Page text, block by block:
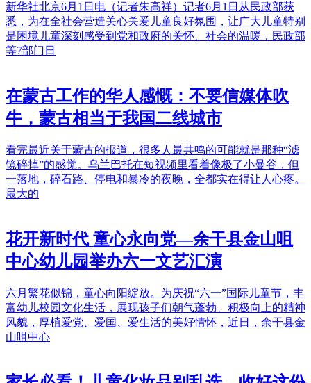
新华社北京6月1日电（记者朱高祥）记者6月1日从民政部获
悉，为在全社会营造关心关爱儿童良好氛围，让广大儿童特别
是困境儿童深刻感受到党和政府的关怀、社会的温暖，民政部
等7部门日
在蒙古工作的华人感慨：不要信媒体吹
牛，蒙古相当于我国二线城市
看完最近关于蒙古的报道，很多人最共鸣的可能就是那种“滤
镜碎掉”的感觉。乌兰巴托在短视频里看着像极了小曼谷，但
一落地，碎石路、停电和暴冷的夜晚，全都实在得让人心疼。
最大的
花开新时代 童心永向党—余干县金山咀
中心幼儿园举办六一文艺汇演
六月繁花似锦，童心向阳绽放。为庆祝“六一”国际儿童节，丰
富幼儿校园文化生活，展现孩子们朝气蓬勃、积极向上的精神
风貌，厚植爱党、爱国、爱生活的美好情怀，近日，余干县金
山咀中心